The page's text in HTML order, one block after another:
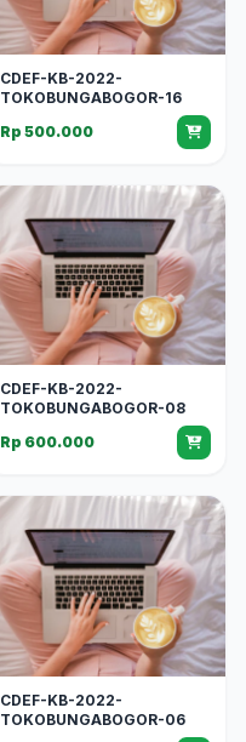
CDEF-KB-2022-
TOKOBUNGABOGOR-16
Rp 500.000
CDEF-KB-2022-
TOKOBUNGABOGOR-08
Rp 600.000
CDEF-KB-2022-
TOKOBUNGABOGOR-06